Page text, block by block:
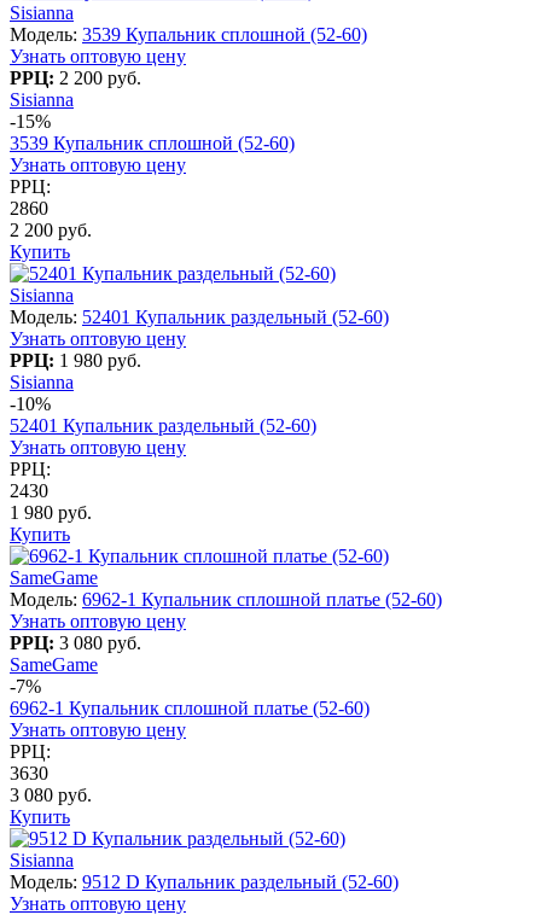
Sisianna
Модель: 3539 Купальник сплошной (52-60)
Узнать оптовую цену
РРЦ: 2 200 руб.
Sisianna
-15%
3539 Купальник сплошной (52-60)
Узнать оптовую цену
РРЦ:
2860
2 200 руб.
Купить
Sisianna
Модель: 52401 Купальник раздельный (52-60)
Узнать оптовую цену
РРЦ: 1 980 руб.
Sisianna
-10%
52401 Купальник раздельный (52-60)
Узнать оптовую цену
РРЦ:
2430
1 980 руб.
Купить
SameGame
Модель: 6962-1 Купальник сплошной платье (52-60)
Узнать оптовую цену
РРЦ: 3 080 руб.
SameGame
-7%
6962-1 Купальник сплошной платье (52-60)
Узнать оптовую цену
РРЦ:
3630
3 080 руб.
Купить
Sisianna
Модель: 9512 D Купальник раздельный (52-60)
Узнать оптовую цену